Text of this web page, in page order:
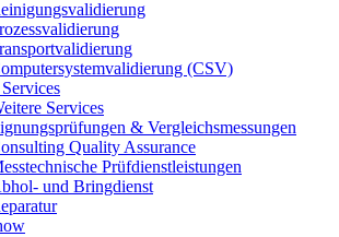
(CSV)
Services
& Vergleichsmessungen
Quality Assurance
Prüfdienstleistungen
und Bringdienst